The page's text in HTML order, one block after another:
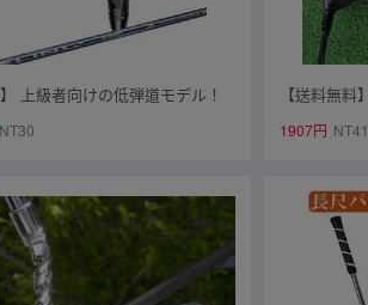
】 上級者向けの低弾道モデル！
DS-ADAPT LS Driver 9° LIN
NT30
【送料無
バー
1907円